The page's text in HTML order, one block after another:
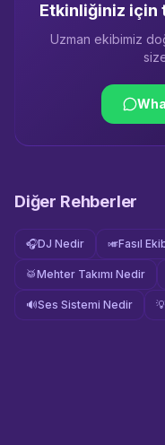
Etkinliğiniz için
Uzman ekibimiz
Diğer Rehberler
🎧DJ Nedir 🎺Fasıl
🥁Mehter Takımı Nedir
🔊Ses Sistemi Nedir